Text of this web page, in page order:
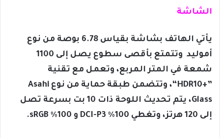
الشاشة
يأتي الهاتف بشاشة بقياس 6.78 بوصة من نوع
أموليد وتتمتع بأقصى سطوع يصل إلى 1100
شمعة في المتر المربع، وتعمل مع تقنية
”+HDR10“، وتتضمن طبقة حماية من نوع Asahi
Glass، يتم تحديث اللوحة ذات 10 بت بسرعة تصل
إلى 120 هرتز، وتغطي 100٪ DCI-P3 و 100٪ sRGB.